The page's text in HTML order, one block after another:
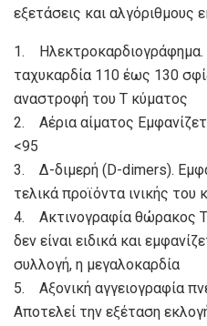
εξετάσεις και αλγόριθμους
1. Ηλεκτροκαρδιογράφημα.
ταχυκαρδία 110 έως 130
αναστροφή του Τ κύματος
2. Αέρια αίματος
<95
3. Δ-διμερή (D-dimers).
τελικά προϊόντα ινικής
4. Ακτινογραφία θώρακος
δεν είναι ειδικά και
συλλογή, η μεγαλοκαρδία
5. Αξονική αγγειογραφία
Αποτελεί την εξέταση